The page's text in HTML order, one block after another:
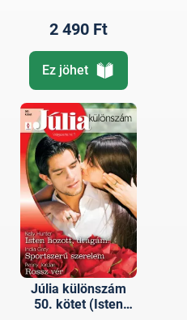
2 490 Ft
Ez jöhet
Júlia különszám
50. kötet (Isten